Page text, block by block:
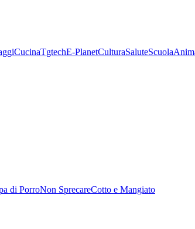
CucinaTgtechE-PlanetCulturaSaluteScuola
di PorroNon SprecareCotto e Mangiato